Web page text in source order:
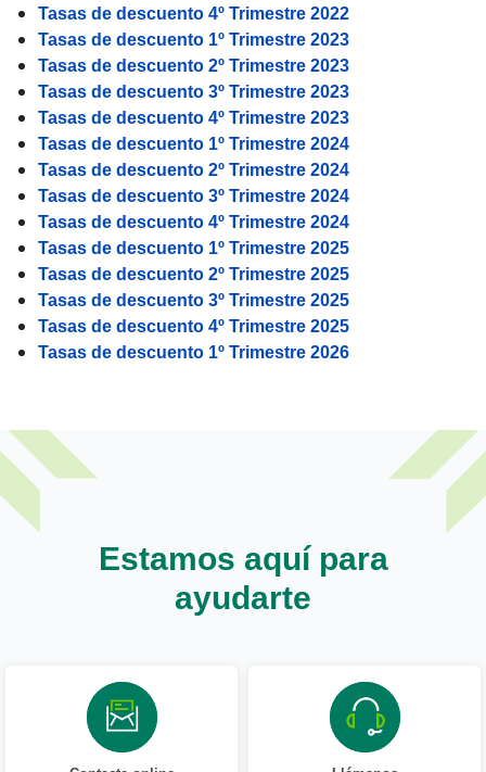
Tasas de descuento 4º Trimestre 2022
Tasas de descuento 1º Trimestre 2023
Tasas de descuento 2º Trimestre 2023
Tasas de descuento 3º Trimestre 2023
Tasas de descuento 4º Trimestre 2023
Tasas de descuento 1º Trimestre 2024
Tasas de descuento 2º Trimestre 2024
Tasas de descuento 3º Trimestre 2024
Tasas de descuento 4º Trimestre 2024
Tasas de descuento 1º Trimestre 2025
Tasas de descuento 2º Trimestre 2025
Tasas de descuento 3º Trimestre 2025
Tasas de descuento 4º Trimestre 2025
Tasas de descuento 1º Trimestre 2026
Estamos aquí para
ayudarte